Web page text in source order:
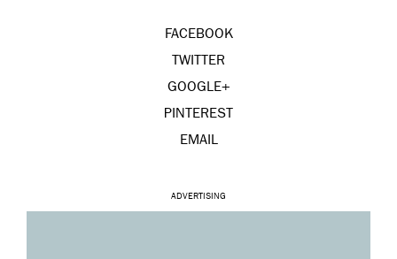
FACEBOOK
TWITTER
GOOGLE+
PINTEREST
EMAIL
ADVERTISING